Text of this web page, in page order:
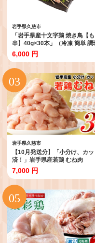
岩手県久慈市
「岩手県産十文字鶏 焼き鳥【
串】40g×30本」（冷凍 簡単 調
国産 鶏肉 串 焼鳥 やきとり 若鶏
岩手 もも おかず おつまみ BBQ
キャンプ 冷凍 たれ なし 人気 便
利）
6,000 円
岩手県久慈市
【10月発送分】「小分け、カッ
済！」岩手県産若鶏 むね肉
250g×12P 計3kgセット 国産 鶏
肉 むね カット済 小分け 選べる
送月 冷凍 大容量 業務用 チキン
250g入 計 3.0kg 若鶏 送料無料
揚げ おすすめ 便利
7,000 円